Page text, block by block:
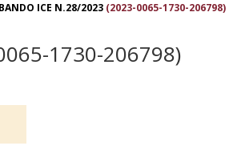
BANDO ICE N.28/2023 (2023-0065-1730-206798)
1730-206798)